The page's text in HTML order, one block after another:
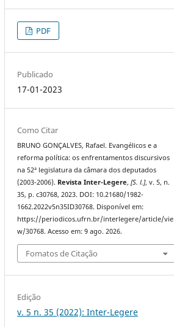
PDF
Publicado
17-01-2023
Como Citar
BRUNO GONÇALVES, Rafael. Evangélicos e a
reforma política: os enfrentamentos discursivos
na 52ª legislatura da câmara dos deputados
(2003-2006). Revista Inter-Legere,[S. l.], v. 5, n.
35, p. c30768, 2023. DOI: 10.21680/1982-
1662.2022v5n35ID30768. Disponível em:
https://periodicos.ufrn.br/interlegere/article/vie
w/30768. Acesso em: 9 ago. 2026.
Fomatos de Citação
Edição
v. 5 n. 35 (2022): Inter-Legere